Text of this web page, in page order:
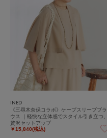
INED
《三尋木奈保コラボ》ケープスリーブブラ
ウス ｜軽快な立体感でスタイル引き立つ、
贅沢セットアップ
￥15,840(税込)